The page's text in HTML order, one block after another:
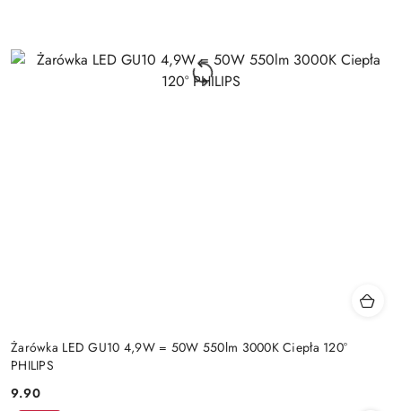
Żarówka LED GU10 4,9W = 50W 550lm 3000K Ciepła 120°
PHILIPS
Cena:
9.90